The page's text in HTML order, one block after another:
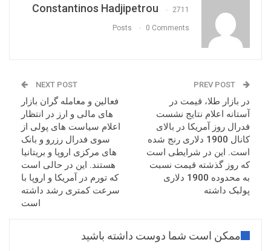
Constantinos Hadjipetrou 2711
Posts 0 Comments
در بازار طلا، قیمت در
آستانه اعلام نتایج نشست
فدرال روز آمریکا در بالای
کانال 1900 دلاری رنج شده
است. این در شرایطی است
که روز گذشته قیمت نسبت
به محدوده 1900 دلاری
پولبک داشته
NEXT POST
فعالین و معامله گران بازار
های مالی و ارز در انتظار
اعلام سیاست های پولی از
سوی فدرال رزرو و بانک
های مرکزی اروپا و بریتانیا
هستند. این در حالی است
که تورم در آمریکا و اروپا با
سرعت کمتری رشد داشته
است
ممکن است شما دوست داشته باشید